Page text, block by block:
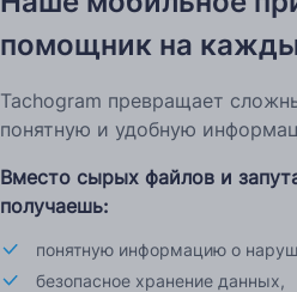
помощник на
Tachogram превращает
понятную и удобную
Вместо сырых файлов и
получаешь:
понятную информацию о
безопасное хранение данных,